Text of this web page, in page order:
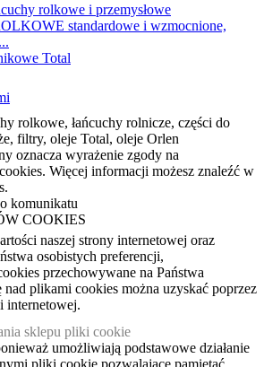
rolkowe i przemysłowe
standardowe i wzmocnione,
Total
rolkowe, łańcuchy rolnicze, części do
filtry, oleje Total, oleje Orlen
oznacza wyrażenie zgody na
Więcej informacji możesz znaleźć w
komunikatu
COOKIES
naszej strony internetowej oraz
osobistych preferencji,
przechowywane na Państwa
plikami cookies można uzyskać poprzez
internetowej.
sklepu pliki cookie
umożliwiają podstawowe działanie
pliki cookie pozwalające pamiętać